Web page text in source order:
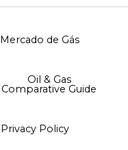
Mercado de Gás
Oil & Gas
Comparative Guide
Privacy Policy